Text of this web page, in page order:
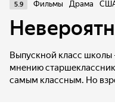
5.9 Фильмы Драма
Выпускной класс
мнению
самым классным. Но